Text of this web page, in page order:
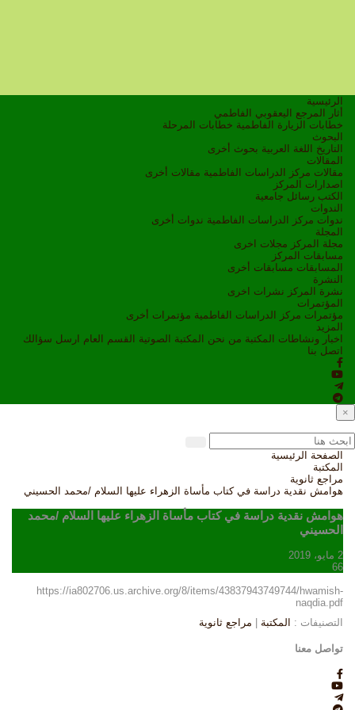
الرئيسية
أثار المرجع اليعقوبي الفاطمي
خطابات الزيارة الفاطمية خطابات المرحلة
البحوث
التاريخ
اللغة العربية بحوث أخرى
المقالات
مقالات مركز الدراسات الفاطمية مقالات أخرى
اصدارات المركز
الكتب رسائل جامعية
الندوات
ندوات مركز الدراسات الفاطمية ندوات أخرى
المجلة
مجلة المركز مجلات اخرى
مسابقات المركز
المسابقات مسابقات أخرى
النشرة
نشرة المركز نشرات اخرى
المؤتمرات
مؤتمرات مركز الدراسات الفاطمية مؤتمرات أخرى
المزيد
اخبار ونشاطات
المكتبة من نحن المكتبة الصوتية القسم العام ارسل سؤالك
اتصل بنا
×
الصفحة الرئيسية
المكتبة
مراجع ثانوية
هوامش نقدية دراسة في كتاب مأساة الزهراء عليها السلام /محمد الحسيني
هوامش نقدية دراسة في كتاب مأساة الزهراء عليها السلام /محمد
الحسيني
2 مايو، 2019
66
https://ia802706.us.archive.org/8/items/43837943749744/hwamish-
naqdia.pdf
التصنيفات : المكتبة مراجع ثانوية
تواصل معنا